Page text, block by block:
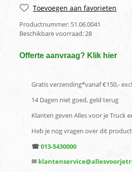
Toevoegen aan favorieten
Productnummer: 51.06.0041
Beschikbare voorraad:28
Offerte aanvraag? Klik hier
Gratis verzending*vanaf €150,-
14 Dagen niet goed, geld terug
Klanten geven Alles voor je Truck
Heb je nog vragen over dit
☎013-5430000
✉